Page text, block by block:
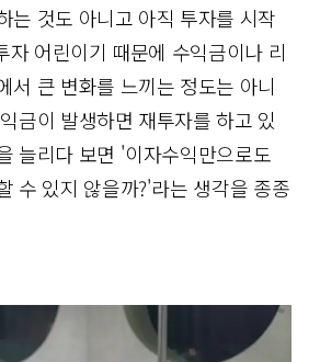
는 것도 아니고 아직 투자를 시작
자 어린이기 때문에 수익금이나 리
서 큰 변화를 느끼는 정도는 아니
금이 발생하면 재투자를 하고 있
늘리다 보면 '이자수익만으로도
수 있지 않을까?'라는 생각을 종종